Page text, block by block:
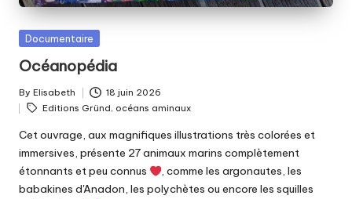
Posted
Documentaire
Océanopédia
Posted
by
By Elisabeth 18 juin 2026
Tags:
Editions Gründ, océans aminaux
Cet ouvrage, aux magnifiques illustrations très colorées et
immersives, présente 27 animaux marins complètement
étonnants et peu connus
, comme les argonautes, les
babakines d'Anadon, les polychètes ou encore les squilles